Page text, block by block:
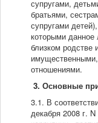
супругами,
братьями,
супругами
которыми
близком родстве
отношениями.
3. Основные
3.1. В
декабря 2008 г.